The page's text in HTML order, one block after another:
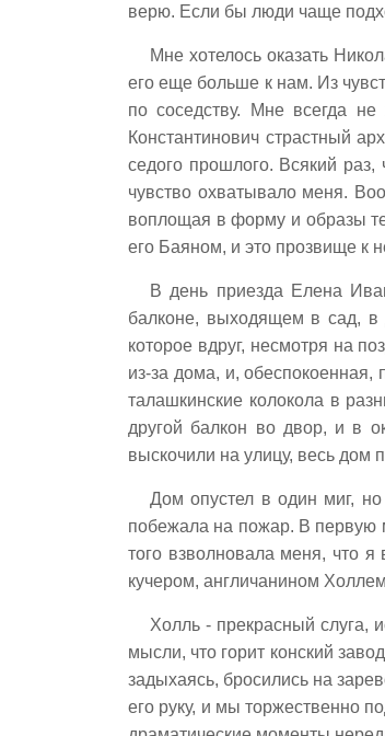
верю. Если бы люди чаще
Мне хотелось оказать
его еще больше к нам. Из
по соседству. Мне всегда
Константинович страстный
седого прошлого. Всякий
чувство охватывало меня.
воплощая в форму и образы
его Баяном, и это прозвище к
В день приезда Елена
балконе, выходящем в сад, в
которое вдруг, несмотря на
из-за дома, и,
талашкинские колокола в
другой балкон во двор, и в
выскочили на улицу, весь дом
Дом опустел в один миг,
побежала на пожар. В первую
того взволновала меня, что
кучером, англичанином
Холль - прекрасный слуга,
мысли, что горит конский
задыхаясь, бросились на
его руку, и мы торжественно